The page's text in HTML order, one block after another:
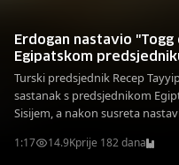
Erdogan nastavio
Egipatskom
pa se vozili u njemu
Turski predsjednik Recep
sastanak s predsjednikom
Sisijem, a nakon susreta
1:17 14.9Kprije 182 dana